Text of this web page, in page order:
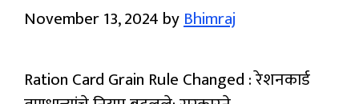
November 13, 2024 byBhimraj
Ration Card Grain Rule Changed : रेशनकार्ड